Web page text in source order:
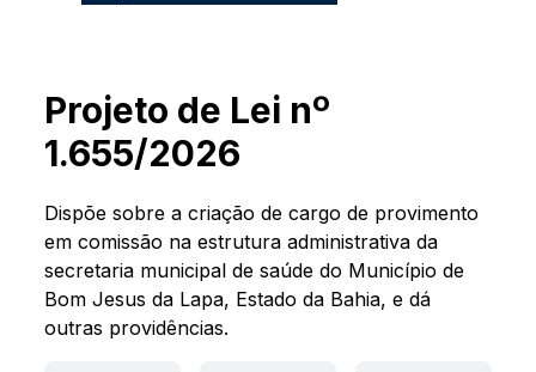
Projeto de Lei nº
1.655/2026
Dispõe sobre a criação de cargo de provimento
em comissão na estrutura administrativa da
secretaria municipal de saúde do Município de
Bom Jesus da Lapa, Estado da Bahia, e dá
outras providências.